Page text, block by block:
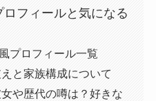
フィールと気になる
プロフィール一覧
と家族構成について
や歴代の噂は？好きな